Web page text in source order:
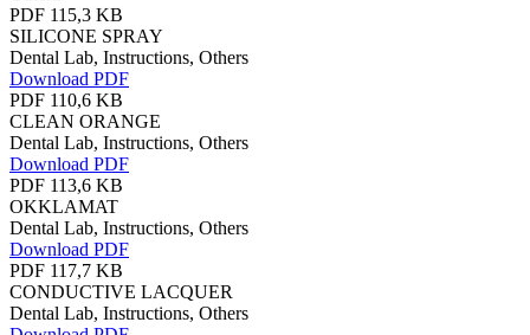
PDF 115,3 KB
SILICONE SPRAY
Dental Lab, Instructions, Others
Download PDF
PDF 110,6 KB
CLEAN ORANGE
Dental Lab, Instructions, Others
Download PDF
PDF 113,6 KB
OKKLAMAT
Dental Lab, Instructions, Others
Download PDF
PDF 117,7 KB
CONDUCTIVE LACQUER
Dental Lab, Instructions, Others